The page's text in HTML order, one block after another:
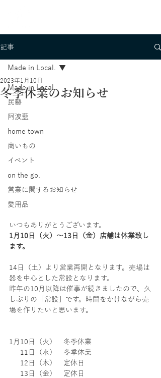
記事
Made in Local.
民藝
阿波藍
home town
商いもの
イベント
on the go.
営業に関するお知らせ
愛用品
Made in Local.
冬季休業のお知らせ
2023年1月10日
いつもありがとうございます。
1月10日（火）～13日（金）店舗は休業致し
ます。
14日（土）より営業再開となります。売場は
器を中心とした常設となります。
昨年の10月以降は催事が続きましたので、久
しぶりの「常設」です。時間をかけながら売
場を作りたいと思います。
1月10日（火）　冬季休業
11日（水）　冬季休業
12日（木）　定休日
13日（金）　定休日